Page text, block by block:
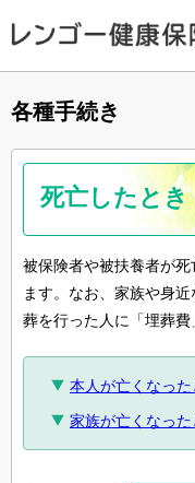
各種手続き
死亡したとき
被保険者や被扶養者が
ます。なお、家族や身
葬を行った人に「埋葬費
本人が亡くなった
家族が亡くなった